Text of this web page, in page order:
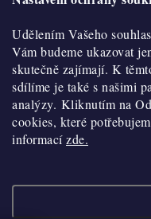
Udělením Vašeho
Vám budeme ukazovat
skutečně zajímají. K
sdílíme je také s našimi
analýzy. Kliknutím na
cookies, které
informacízde.
Obchodní podmínky
Hodnocení obchodu
Blog
Moje objednávka
O nás
Historie
Kontakty
O nákupu
Reklamace a vratky
Výdejní místa